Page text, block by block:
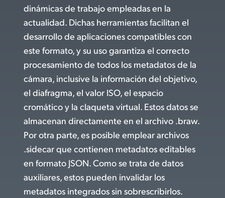
dinámicas de trabajo empleadas en la
actualidad. Dichas herramientas facilitan el
desarrollo de aplicaciones compatibles con
este formato, y su uso garantiza el correcto
procesamiento de todos los metadatos de la
cámara, inclusive la información del objetivo,
el diafragma, el valor ISO, el espacio
cromático y la claqueta virtual. Estos datos se
almacenan directamente en el archivo .braw.
Por otra parte, es posible emplear archivos
.sidecar que contienen metadatos editables
en formato JSON. Como se trata de datos
auxiliares, estos pueden invalidar los
metadatos integrados sin sobrescribirlos.